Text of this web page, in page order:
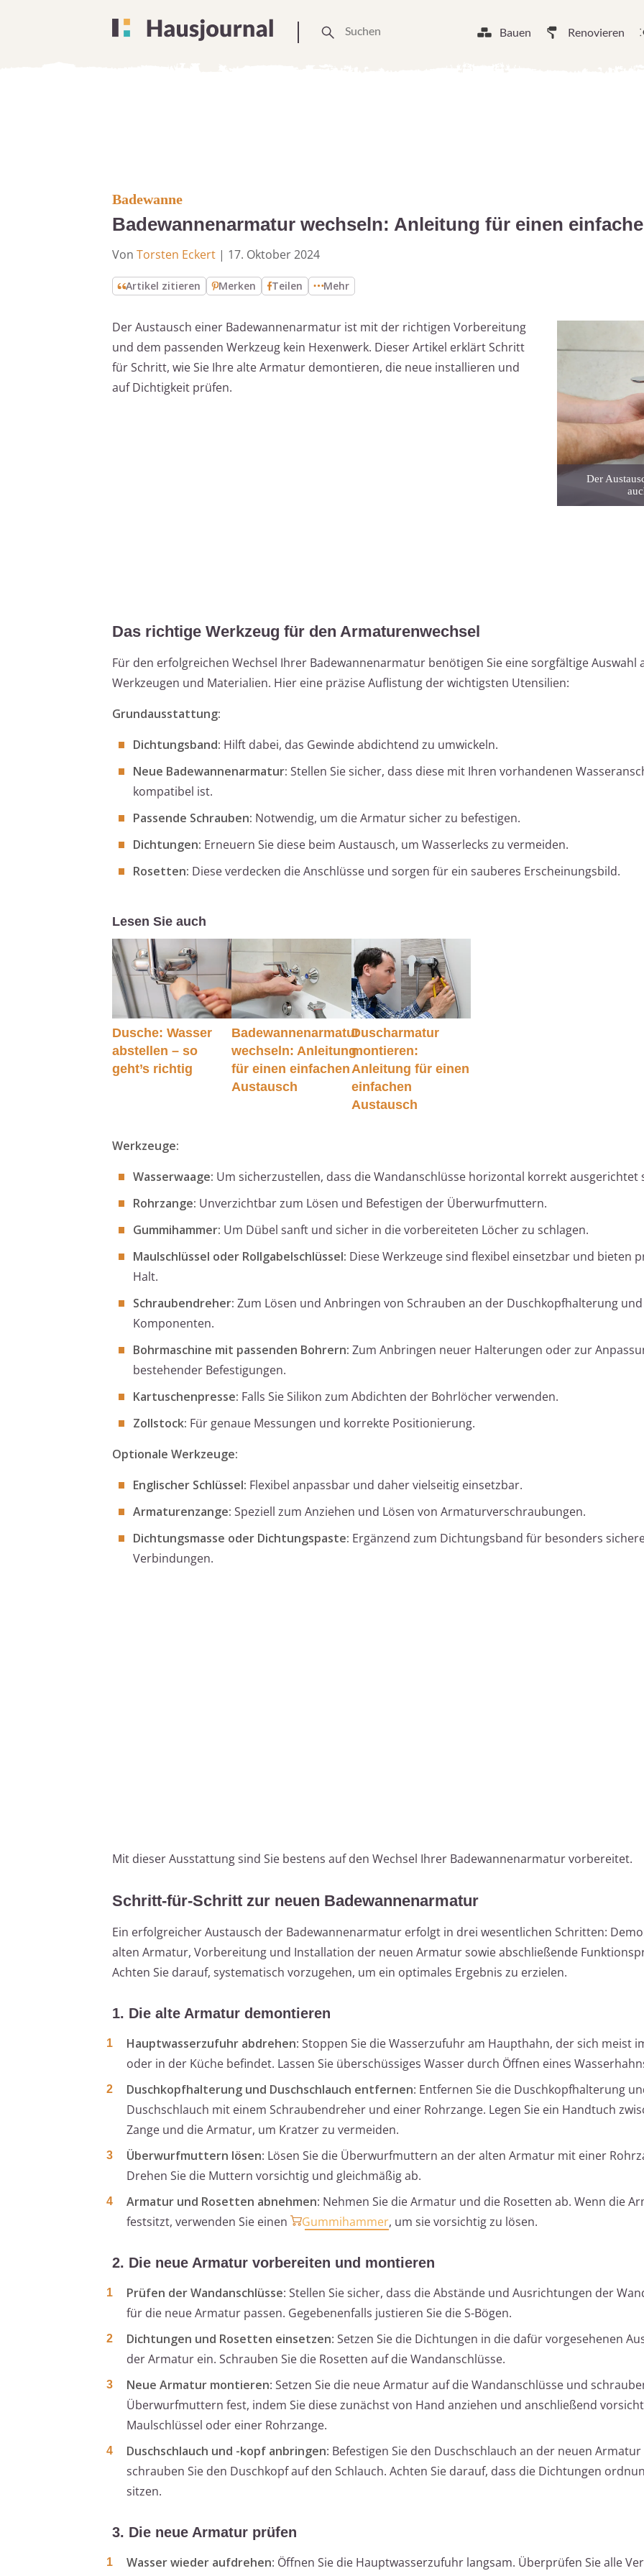
Bauen Renovieren
Badewanne
Badewannenarmatur wechseln: Anleitung für einen
Von Torsten Eckert | 17. Oktober 2024
Artikel zitieren Merken Teilen Mehr
Der Austausch einer Badewannenarmatur ist mit der richtigen Vorbereitung
und dem passenden Werkzeug kein Hexenwerk. Dieser Artikel erklärt Schritt
für Schritt, wie Sie Ihre alte Armatur demontieren, die neue installieren und
auf Dichtigkeit prüfen.
Der
Das richtige Werkzeug für den Armaturenwechsel
Für den erfolgreichen Wechsel Ihrer Badewannenarmatur benötigen Sie eine sorgfältige Auswahl
Werkzeugen und Materialien. Hier eine präzise Auflistung der wichtigsten Utensilien:
Grundausstattung:
Dichtungsband: Hilft dabei, das Gewinde abdichtend zu umwickeln.
Neue Badewannenarmatur: Stellen Sie sicher, dass diese mit Ihren vorhandenen
kompatibel ist.
Passende Schrauben: Notwendig, um die Armatur sicher zu befestigen.
Dichtungen: Erneuern Sie diese beim Austausch, um Wasserlecks zu vermeiden.
Rosetten: Diese verdecken die Anschlüsse und sorgen für ein sauberes Erscheinungsbild.
Lesen Sie auch
Dusche: Wasser
abstellen – so
geht’s richtig
Badewannenarmatur
wechseln: Anleitung
für einen einfachen
Austausch
Duscharmatur
montieren:
Anleitung für einen
einfachen
Austausch
Werkzeuge:
Wasserwaage: Um sicherzustellen, dass die Wandanschlüsse horizontal korrekt ausgerichtet
Rohrzange: Unverzichtbar zum Lösen und Befestigen der Überwurfmuttern.
Gummihammer: Um Dübel sanft und sicher in die vorbereiteten Löcher zu schlagen.
Maulschlüssel oder Rollgabelschlüssel: Diese Werkzeuge sind flexibel einsetzbar und bieten
Halt.
Schraubendreher: Zum Lösen und Anbringen von Schrauben an der Duschkopfhalterung
Komponenten.
Bohrmaschine mit passenden Bohrern: Zum Anbringen neuer Halterungen oder zur
bestehender Befestigungen.
Kartuschenpresse: Falls Sie Silikon zum Abdichten der Bohrlöcher verwenden.
Zollstock: Für genaue Messungen und korrekte Positionierung.
Optionale Werkzeuge:
Englischer Schlüssel: Flexibel anpassbar und daher vielseitig einsetzbar.
Armaturenzange: Speziell zum Anziehen und Lösen von Armaturverschraubungen.
Dichtungsmasse oder Dichtungspaste: Ergänzend zum Dichtungsband für besonders
Verbindungen.
Mit dieser Ausstattung sind Sie bestens auf den Wechsel Ihrer Badewannenarmatur vorbereitet.
Schritt-für-Schritt zur neuen Badewannenarmatur
Ein erfolgreicher Austausch der Badewannenarmatur erfolgt in drei wesentlichen Schritten:
alten Armatur, Vorbereitung und Installation der neuen Armatur sowie abschließende
Achten Sie darauf, systematisch vorzugehen, um ein optimales Ergebnis zu erzielen.
1. Die alte Armatur demontieren
Hauptwasserzufuhr abdrehen: Stoppen Sie die Wasserzufuhr am Haupthahn, der sich meist
oder in der Küche befindet. Lassen Sie überschüssiges Wasser durch Öffnen eines
Duschkopfhalterung und Duschschlauch entfernen: Entfernen Sie die Duschkopfhalterung
Duschschlauch mit einem Schraubendreher und einer Rohrzange. Legen Sie ein Handtuch
Zange und die Armatur, um Kratzer zu vermeiden.
Überwurfmuttern lösen: Lösen Sie die Überwurfmuttern an der alten Armatur mit einer
Drehen Sie die Muttern vorsichtig und gleichmäßig ab.
Armatur und Rosetten abnehmen: Nehmen Sie die Armatur und die Rosetten ab. Wenn die
festsitzt, verwenden Sie einen
Gummihammer, um sie vorsichtig zu lösen.
2. Die neue Armatur vorbereiten und montieren
Prüfen der Wandanschlüsse: Stellen Sie sicher, dass die Abstände und Ausrichtungen der
für die neue Armatur passen. Gegebenenfalls justieren Sie die S-Bögen.
Dichtungen und Rosetten einsetzen: Setzen Sie die Dichtungen in die dafür vorgesehenen
der Armatur ein. Schrauben Sie die Rosetten auf die Wandanschlüsse.
Neue Armatur montieren: Setzen Sie die neue Armatur auf die Wandanschlüsse und
Überwurfmuttern fest, indem Sie diese zunächst von Hand anziehen und anschließend
Maulschlüssel oder einer Rohrzange.
Duschschlauch und -kopf anbringen: Befestigen Sie den Duschschlauch an der neuen
schrauben Sie den Duschkopf auf den Schlauch. Achten Sie darauf, dass die Dichtungen
sitzen.
3. Die neue Armatur prüfen
Wasser wieder aufdrehen: Öffnen Sie die Hauptwasserzufuhr langsam. Überprüfen Sie alle